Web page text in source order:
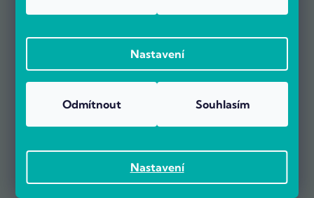
Nastavení
Nastavení
Odmítnout Souhlasím
OVĚŘENO ZÁKAZNÍKY
Už více než 5000 zákazníků nás doporučuje na základě recenzí
Zobrazit více než 5000 recenzí na Heureka.cz
Recenze zákazníků z Heureky